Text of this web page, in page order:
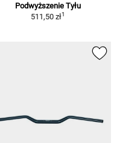
Podwyższenie Tyłu
511,50 zł1